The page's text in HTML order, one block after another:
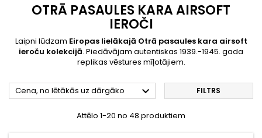
OTRĀ PASAULES KARA AIRSOFT
IEROČI
Laipni lūdzam Eiropas lielākajā Otrā pasaules kara airsoft
ieroču kolekcijā. Piedāvājam autentiskas 1939.-1945. gada
replikas vēstures mīļotājiem.
Cena, no lētākās uz dārgāko  FILTRS
Attēlo 1-20 no 48 produktiem